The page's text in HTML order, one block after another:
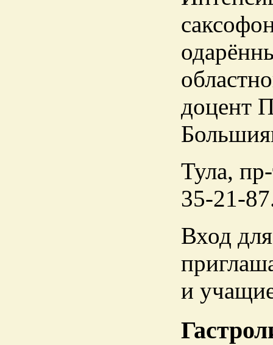
доцент
Тула,
35-21-
Вход
и